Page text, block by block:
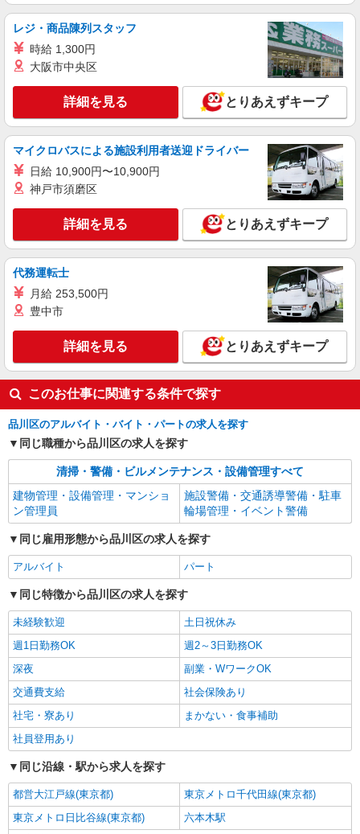
資格者（資格が必要な現場での勤務時） 日給
17,000円〜 さらに・・・ ★交通誘導警備2級、ま
たは指導教育責任者の資格をお持ちの方は、 サ
ンエス警備保障特別給付金 100,000円支給 ※30
勤務30,000円 さらに30勤務後70,000円（規定
有） ★過去3年以内に1年以上の経験ある方は、7
時間の新任研修後、 研修費として60,000円支給
（規定有）
東京都品川区 ※周辺エリアにも勤務地多数♪
※勤務地充足の際は、他近隣の勤務地をご案内い
キープ 詳細を見る
パート
サンエス警備保障株式会社 蒲田支社
高日給の交通誘導警備
無資格・未経験の方 日給13,500円〜 交通誘導
警備2級資格者 日給14,000円〜 交通誘導警備2級
資格者（資格が必要な現場での勤務時） 日給
たは指導教育責任者の資格をお持ちの方は、 サ
ンエス警備保障特別給付金 100,000円支給 ※30
勤務30,000円 さらに30勤務後70,000円（規定
有） ★過去3年以内に1年以上の経験ある方は、7
時間の新任研修後、 研修費として60,000円支給
東京都品川区 ※周辺エリアにも勤務地多数♪
※勤務地充足の際は、他近隣の勤務地をご案内い
たします
キープ 詳細を見る
アルバイト パート
サンエス警備保障株式会社 渋谷支社
無資格・未経験の方 日給15,500円〜 交通誘導
警備2級資格者 日給16,000円〜 交通誘導警備2級
資格者（資格が必要な現場での勤務時） 日給
17,000円〜 さらに・・・ ★交通誘導警備2級、ま
たは指導教育責任者の資格をお持ちの方は、 サ
ンエス警備保障特別給付金 100,000円支給 ※30
勤務30,000円 さらに30勤務後70,000円（規定
有） ★過去3年以内に1年以上の経験ある方は、7
時間の新任研修後、 研修費として60,000円支給
（規定有）
東京都品川区 ※周辺エリアにも勤務地多数♪
※勤務地充足の際は、他近隣の勤務地をご案内い
たします
アルバイト パート
サンエス警備保障株式会社 溝の口支社
高日給の交通誘導警備
無資格・未経験の方 日給13,500円〜 交通誘導
警備2級資格者 日給14,000円〜 交通誘導警備2級
資格者（資格が必要な現場での勤務時） 日給
たは指導教育責任者の資格をお持ちの方は、 サ
ンエス警備保障特別給付金 100,000円支給 ※30
勤務30,000円 さらに30勤務後70,000円（規定
有） ★過去3年以内に1年以上の経験ある方は、7
時間の新任研修後、 研修費として60,000円支給
（規定有）
東京都品川区 ※周辺エリアにも勤務地多数♪
※勤務地充足の際は、他近隣の勤務地をご案内い
キープ
レジ・商品陳列スタッフ
時給 1,300円
大阪市中央区
詳細を見る とりあえずキープ
マイクロバスによる施設利用者送迎ドライバー
日給 10,900円〜10,900円
神戸市須磨区
詳細を見る とりあえずキープ
代務運転士
月給 253,500円
豊中市
詳細を見る とりあえずキープ
このお仕事に関連する条件で探す
品川区のアルバイト・バイト・パートの求人を探す
同じ職種から品川区の求人を探す
清掃・警備・ビルメンテナンス・設備管理すべて
建物管理・設備管理・マンショ
ン管理員
施設警備・交通誘導警備・駐車
輪場管理・イベント警備
同じ雇用形態から品川区の求人を探す
アルバイト パート
同じ特徴から品川区の求人を探す
未経験歓迎
土日祝休み
週1日勤務OK
週2～3日勤務OK
深夜
副業・WワークOK
交通費支給
社会保険あり
社宅・寮あり
まかない・食事補助
社員登用あり
同じ沿線・駅から求人を探す
都営大江戸線(東京都)
東京メトロ千代田線(東京都)
東京メトロ日比谷線(東京都)
六本木駅